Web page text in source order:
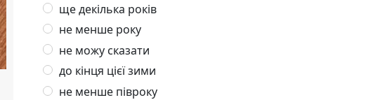
ще декілька років
не менше року
не можу сказати
до кінця цієї зими
не менше півроку